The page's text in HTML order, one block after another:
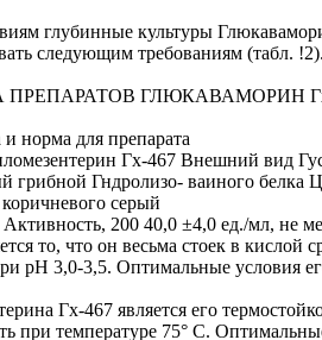
глубинные культуры
следующим требованиям (табл. !2).
ПРЕПАРАТОВ ГЛЮКАВАМОРИН
норма для препарата
Гх-467 Внешний вид
грибной Гндролизо- ваиного белка
серый
200 40,0 ±4,0 ед./мл, не
то, что он весьма стоек в кислой
рН 3,0-3,5. Оптимальные условия
Гх-467 является его
при температуре 75° С.